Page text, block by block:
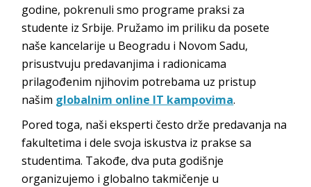
godine, pokrenuli smo programe praksi za
studente iz Srbije. Pružamo im priliku da posete
naše kancelarije u Beogradu i Novom Sadu,
prisustvuju predavanjima i radionicama
prilagođenim njihovim potrebama uz pristup
našim globalnim online IT kampovima.
Pored toga, naši eksperti često drže predavanja na
fakultetima i dele svoja iskustva iz prakse sa
studentima. Takođe, dva puta godišnje
organizujemo i globalno takmičenje u